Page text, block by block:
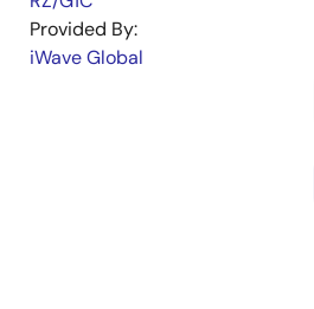
Provided By:
iWave Global